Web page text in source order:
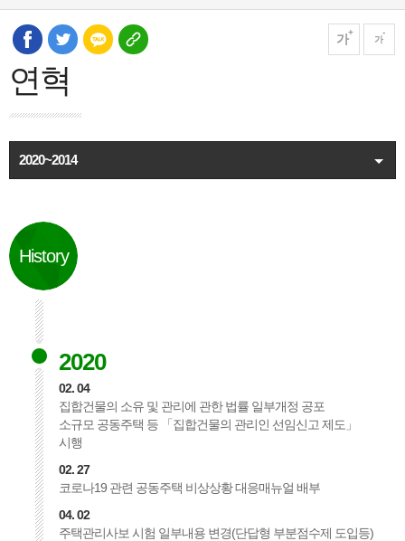
가 가
연혁
2020~2014
History
2020
02. 04
집합건물의 소유 및 관리에 관한 법률 일부개정 공포
소규모 공동주택 등 「집합건물의 관리인 선임신고 제도」
시행
02. 27
코로나19 관련 공동주택 비상상황 대응매뉴얼 배부
04. 02
주택관리사보 시험 일부내용 변경(단답형 부분점수제 도입등)